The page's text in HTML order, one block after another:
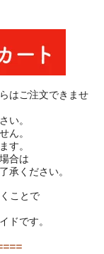
はご注文できませ
い。
ん。
す。
合は
承ください。
ことで
ドです。